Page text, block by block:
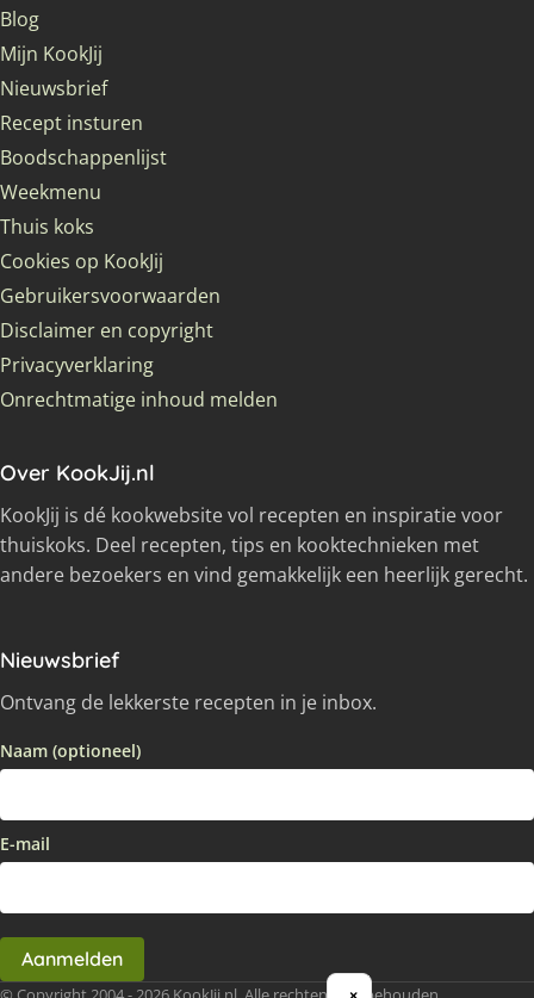
Blog
Mijn KookJij
Nieuwsbrief
Recept insturen
Boodschappenlijst
Weekmenu
Thuis koks
Cookies op KookJij
Gebruikersvoorwaarden
Disclaimer en copyright
Privacyverklaring
Onrechtmatige inhoud melden
Over KookJij.nl
KookJij is dé kookwebsite vol recepten en inspiratie voor
thuiskoks. Deel recepten, tips en kooktechnieken met
andere bezoekers en vind gemakkelijk een heerlijk gerecht.
Nieuwsbrief
Ontvang de lekkerste recepten in je inbox.
Naam (optioneel)
E-mail
Aanmelden